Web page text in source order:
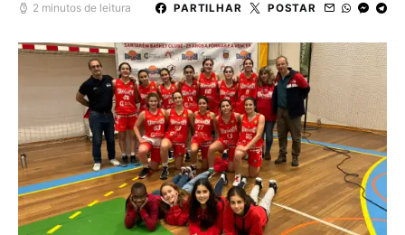
2 minutos de leitura PARTILHAR POSTAR